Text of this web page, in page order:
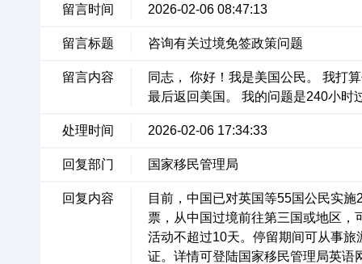
留言时间 2026-02-06 08:47:13
留言标题 咨询有关过境免签政策问题
留言内容
同志， 你好！我是美国公民。 我打
最后返回美国。 我的问题是240小时
处理时间 2026-02-06 17:34:33
回复部门 国家移民管理局
回复内容
目前，中国已对英国等55国公民实
票，从中国过境前往第三国或地区
活动不超过10天。停留期间可从事
证。详情可登陆国家移民管理局英语